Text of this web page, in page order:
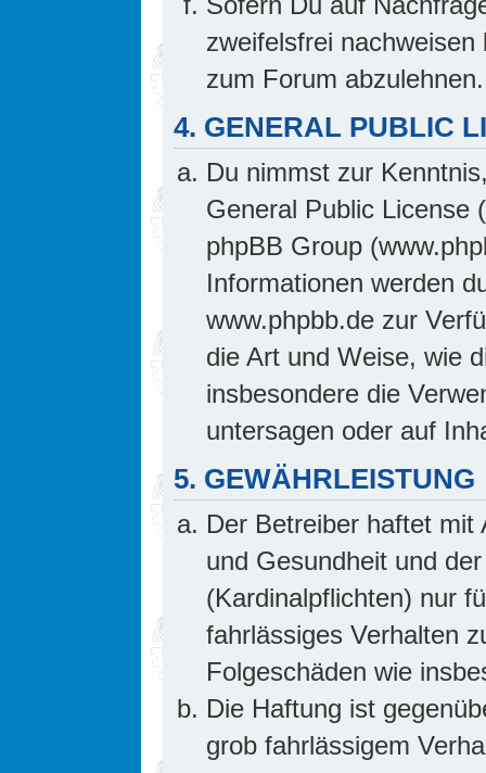
zweifelsfrei
zum Forum abzulehnen.
4. GENERAL PUBLIC
Du nimmst zur
General Public License
phpBB Group
Informationen werden
www.phpbb.de zur
die Art und Weise, wie
insbesondere die
untersagen oder auf
5. GEWÄHRLEISTUNG
Der Betreiber haftet mit
und Gesundheit und
(Kardinalpflichten) nur
fahrlässiges Verhalten
Folgeschäden wie
Die Haftung ist
grob fahrlässigem